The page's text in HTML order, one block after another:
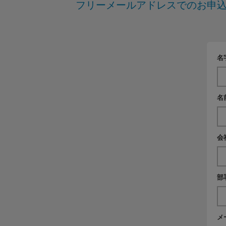
フリーメールアドレスでのお申
名
名
会
部
メ